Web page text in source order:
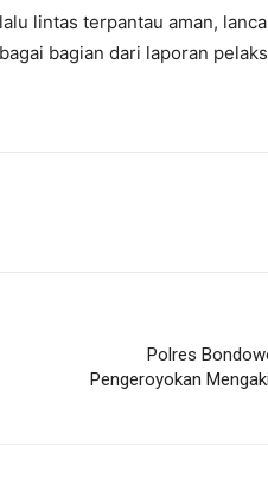
lintas terpantau aman,
bagian dari laporan
Polres
Pengeroyokan